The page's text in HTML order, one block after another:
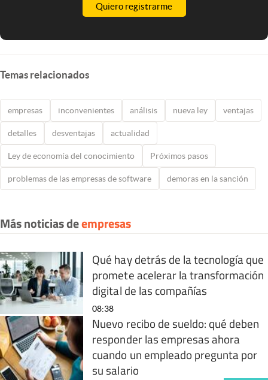
Quiero registrarme
Temas relacionados
empresas inconvenientes análisis nueva ley ventajas
detalles desventajas actualidad
Ley de economía del conocimiento Próximos pasos
problemas de las empresas de software demoras en la sanción
Más noticias deempresas
Qué hay detrás de la tecnología que
promete acelerar la transformación
digital de las compañías
08:38
Nuevo recibo de sueldo: qué deben
responder las empresas ahora
cuando un empleado pregunta por
su salario